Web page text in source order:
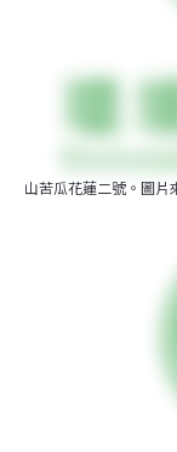
山苦瓜花蓮二號。圖片